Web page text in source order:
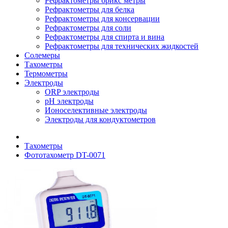
Рефрактометры для белка
Рефрактометры для консервации
Рефрактометры для соли
Рефрактометры для спирта и вина
Рефрактометры для технических жидкостей
Солемеры
Тахометры
Термометры
Электроды
ORP электроды
pH электроды
Ионоселективные электроды
Электроды для кондуктометров
Тахометры
Фототахометр DT-0071